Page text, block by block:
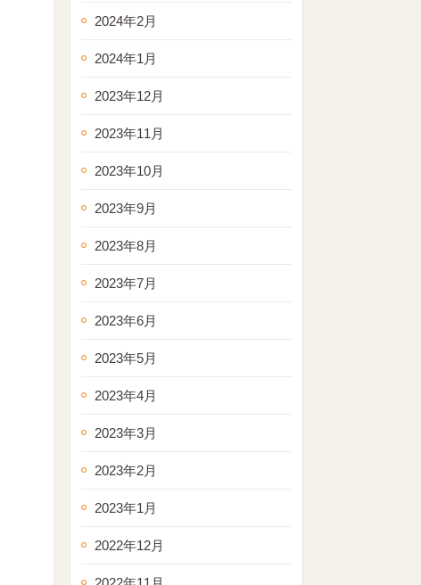
2024年2月
2024年1月
2023年12月
2023年11月
2023年10月
2023年9月
2023年8月
2023年7月
2023年6月
2023年5月
2023年4月
2023年3月
2023年2月
2023年1月
2022年12月